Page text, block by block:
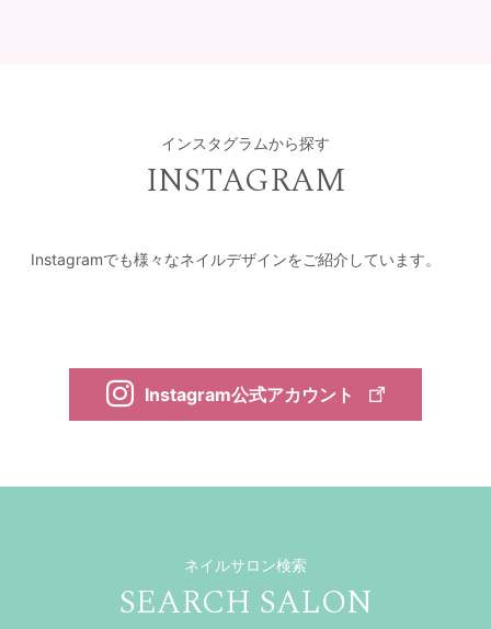
インスタグラムから探す
INSTAGRAM
Instagramでも様々なネイルデザインをご紹介しています。
Instagram公式アカウント
ネイルサロン検索
SEARCH SALON